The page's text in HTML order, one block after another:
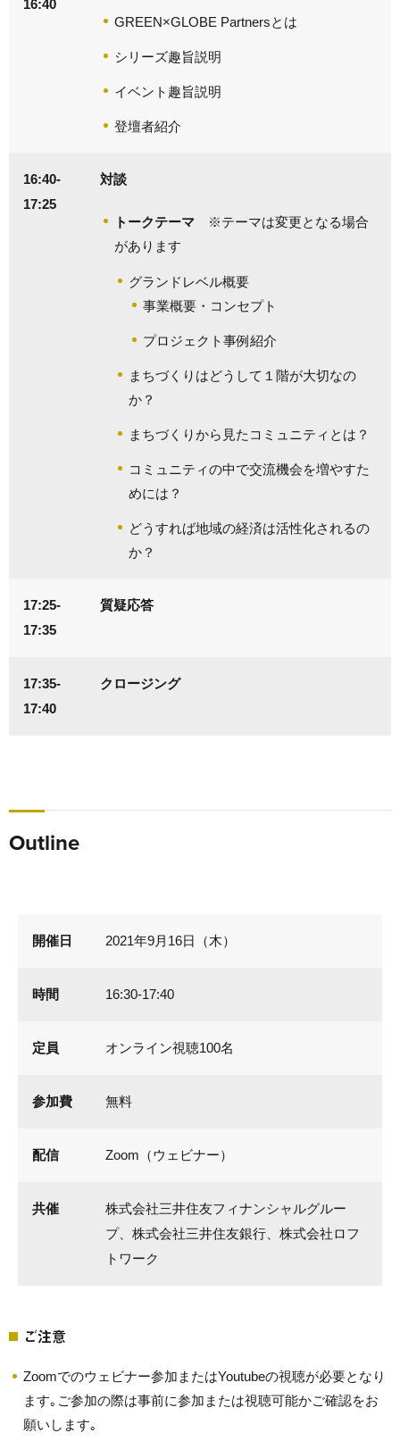
16:40
GREEN×GLOBE Partnersとは
シリーズ趣旨説明
イベント趣旨説明
登壇者紹介
16:40-
17:25
対談
トークテーマ※テーマは変更となる場合
があります
グランドレベル概要
事業概要・コンセプト
プロジェクト事例紹介
まちづくりはどうして１階が大切なの
か？
まちづくりから見たコミュニティとは？
コミュニティの中で交流機会を増やすた
めには？
どうすれば地域の経済は活性化されるの
か？
17:25-
17:35
質疑応答
17:35-
17:40
クロージング
Outline
開催日 2021年9月16日（木）
時間 16:30-17:40
定員 オンライン視聴100名
参加費 無料
配信 Zoom（ウェビナー）
共催
株式会社三井住友フィナンシャルグルー
プ、株式会社三井住友銀行、株式会社ロフ
トワーク
ご注意
Zoomでのウェビナー参加またはYoutubeの視聴が必要となり
ます｡ご参加の際は事前に参加または視聴可能かご確認をお
願いします｡